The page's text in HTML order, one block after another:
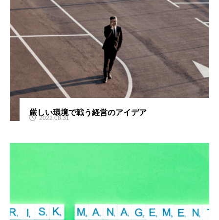
厳しい環境で戦う経営のアイデア
2022.08.31